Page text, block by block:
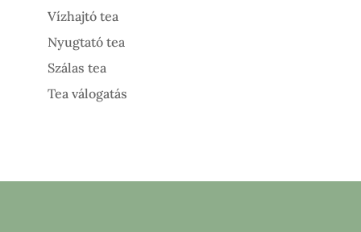
Vízhajtó tea
Nyugtató tea
Szálas tea
Tea válogatás